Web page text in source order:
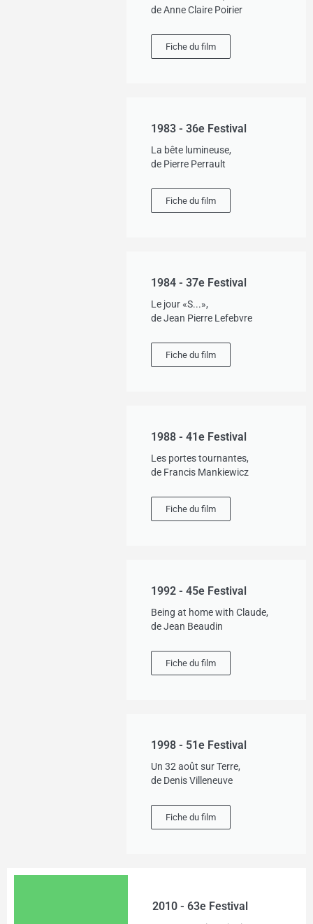
de Anne Claire Poirier
Fiche du film
1983 - 36e Festival
La bête lumineuse,
de Pierre Perrault
Fiche du film
1984 - 37e Festival
Le jour «S...»,
de Jean Pierre Lefebvre
Fiche du film
1988 - 41e Festival
Les portes tournantes,
de Francis Mankiewicz
Fiche du film
1992 - 45e Festival
Being at home with Claude,
de Jean Beaudin
Fiche du film
1998 - 51e Festival
Un 32 août sur Terre,
de Denis Villeneuve
Fiche du film
2010 - 63e Festival